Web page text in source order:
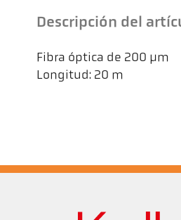
Descripción del
Fibra óptica de 200 µm
Longitud: 20 m